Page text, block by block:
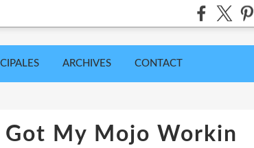
ARCHIVES CONTACT
Got My Mojo Workin